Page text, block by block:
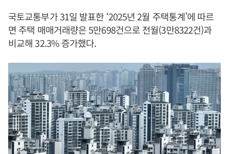
국토교통부가 31일 발표한 ‘2025년 2월 주택통계’에 따르
면 주택 매매거래량은 5만698건으로 전월(3만8322건)과
비교해 32.3% 증가했다.